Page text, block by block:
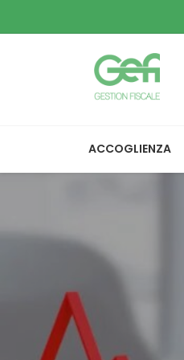
ACCOGLIENZA